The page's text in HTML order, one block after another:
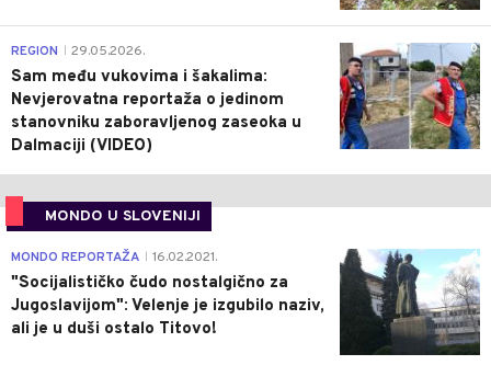
0
REGION 29.05.2026.
Sam među vukovima i šakalima:
Nevjerovatna reportaža o jedinom
stanovniku zaboravljenog zaseoka u
Dalmaciji (VIDEO)
MONDO U SLOVENIJI
4
MONDO REPORTAŽA 16.02.2021.
"Socijalističko čudo nostalgično za
Jugoslavijom": Velenje je izgubilo naziv,
ali je u duši ostalo Titovo!